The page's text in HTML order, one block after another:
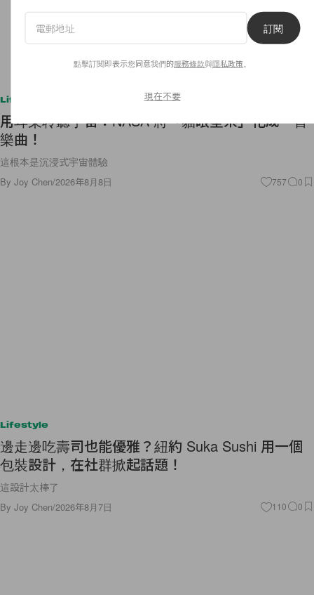
Lifestyle
用耳朵聆聽宇宙：NASA 將「貓眼星系」化成一首
樂曲！
這根本是沉浸式宇宙體驗
By Joy Chen/2026年8月8日 757 0
Lifestyle
邊走邊吃壽司也能優雅？紐約 Suka Sushi 用一個
包裝設計，在社群掀起話題！
這設計太棒了
By Joy Chen/2026年8月7日 110 0
訂閱
點擊訂閱即表示您同意我們的服務條款與隱私政策
現在不要